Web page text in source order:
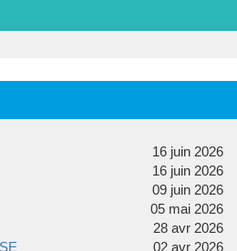
16 juin 2026
16 juin 2026
09 juin 2026
05 mai 2026
28 avr 2026
02 avr 2026